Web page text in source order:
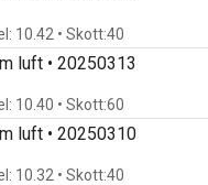
10.42 • Skott:40
luft • 20250313
10.40 • Skott:60
luft • 20250310
10.32 • Skott:40